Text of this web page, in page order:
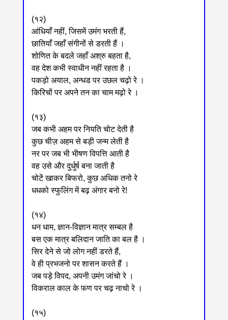
(१२)
आंधियाँ नहीं, जिसमें उमंग भरती हैं,
छातियाँ जहाँ संगीनों से डरती हैं ।
शोणित के बदले जहाँ अश्रु बहता है,
वह देश कभी स्वाधीन नहीं रहता है ।
पकड़ो अयाल, अन्धड पर उछल चढ़ो रे ।
किरिचों पर अपने तन का चाम मढ़ो रे ।
(१३)
जब कभी अहम पर नियति चोट देती है
कुछ चीज़ अहम से बड़ी जन्म लेती है
नर पर जब भी भीषण विपत्ति आती है
वह उसे और दुर्धुर्ष बना जाती है
चोटें खाकर बिफरो, कुछ अधिक तनो रे
धधको स्फुलिंग में बढ़ अंगार बनो रे!
(१४)
धन धाम, ज्ञान-विज्ञान मात्र सम्बल है
बस एक मात्र बलिदान जाति का बल है ।
सिर देने से जो लोग नहीं डरते हैं,
वे ही प्रभजनो पर शासन करते हैं ।
जब पड़े विपद, अपनी उमंग जांचो रे ।
विकराल काल के फण पर चढ़ नाचो रे ।
(१५)